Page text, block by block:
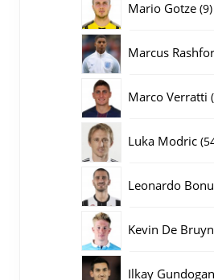
Mario Gotze 99
Marcus
Marco Verratti
Luka Modric
Leonardo
Kevin De
Ilkay Gundogan